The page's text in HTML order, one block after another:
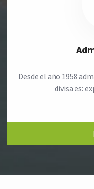
Desde el año 1958
divisa es: